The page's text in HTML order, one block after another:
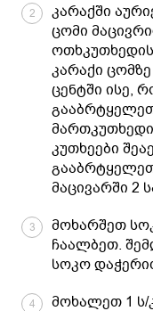
2
კარაქში
ცომი
კარაქი
ცენტში ისე,
კუთხეები
მაცივარში 2
3
მოხარშეთ
ჩაალბეთ.
სოკო
4 მოხალეთ 1 ს/